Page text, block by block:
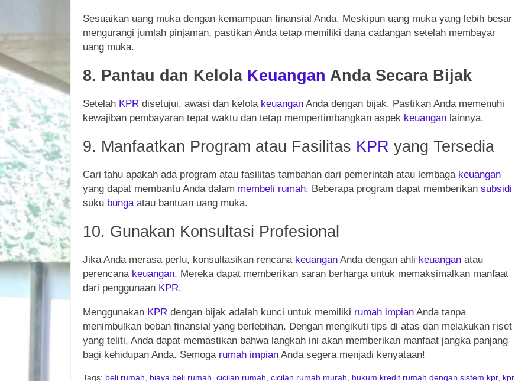
Sesuaikan uang muka dengan kemampuan finansial Anda. Meskipun uang muka yang lebih besar
mengurangi jumlah pinjaman, pastikan Anda tetap memiliki dana cadangan setelah membayar
uang muka.
8. Pantau dan Kelola Keuangan Anda Secara Bijak
Setelah KPR disetujui, awasi dan kelola keuangan Anda dengan bijak. Pastikan Anda memenuhi
kewajiban pembayaran tepat waktu dan tetap mempertimbangkan aspek keuangan lainnya.
9. Manfaatkan Program atau Fasilitas KPR yang Tersedia
Cari tahu apakah ada program atau fasilitas tambahan dari pemerintah atau lembaga keuangan
yang dapat membantu Anda dalam membeli rumah. Beberapa program dapat memberikan subsidi
suku bunga atau bantuan uang muka.
10. Gunakan Konsultasi Profesional
Jika Anda merasa perlu, konsultasikan rencana keuangan Anda dengan ahli keuangan atau
perencana keuangan. Mereka dapat memberikan saran berharga untuk memaksimalkan manfaat
dari penggunaan KPR.
Menggunakan KPR dengan bijak adalah kunci untuk memiliki rumah impian Anda tanpa
menimbulkan beban finansial yang berlebihan. Dengan mengikuti tips di atas dan melakukan riset
yang teliti, Anda dapat memastikan bahwa langkah ini akan memberikan manfaat jangka panjang
bagi kehidupan Anda. Semoga rumah impian Anda segera menjadi kenyataan!
Tags: beli rumah biaya beli rumah cicilan rumah cicilan rumah murah hukum kredit rumah dengan sistem kpr, kpr